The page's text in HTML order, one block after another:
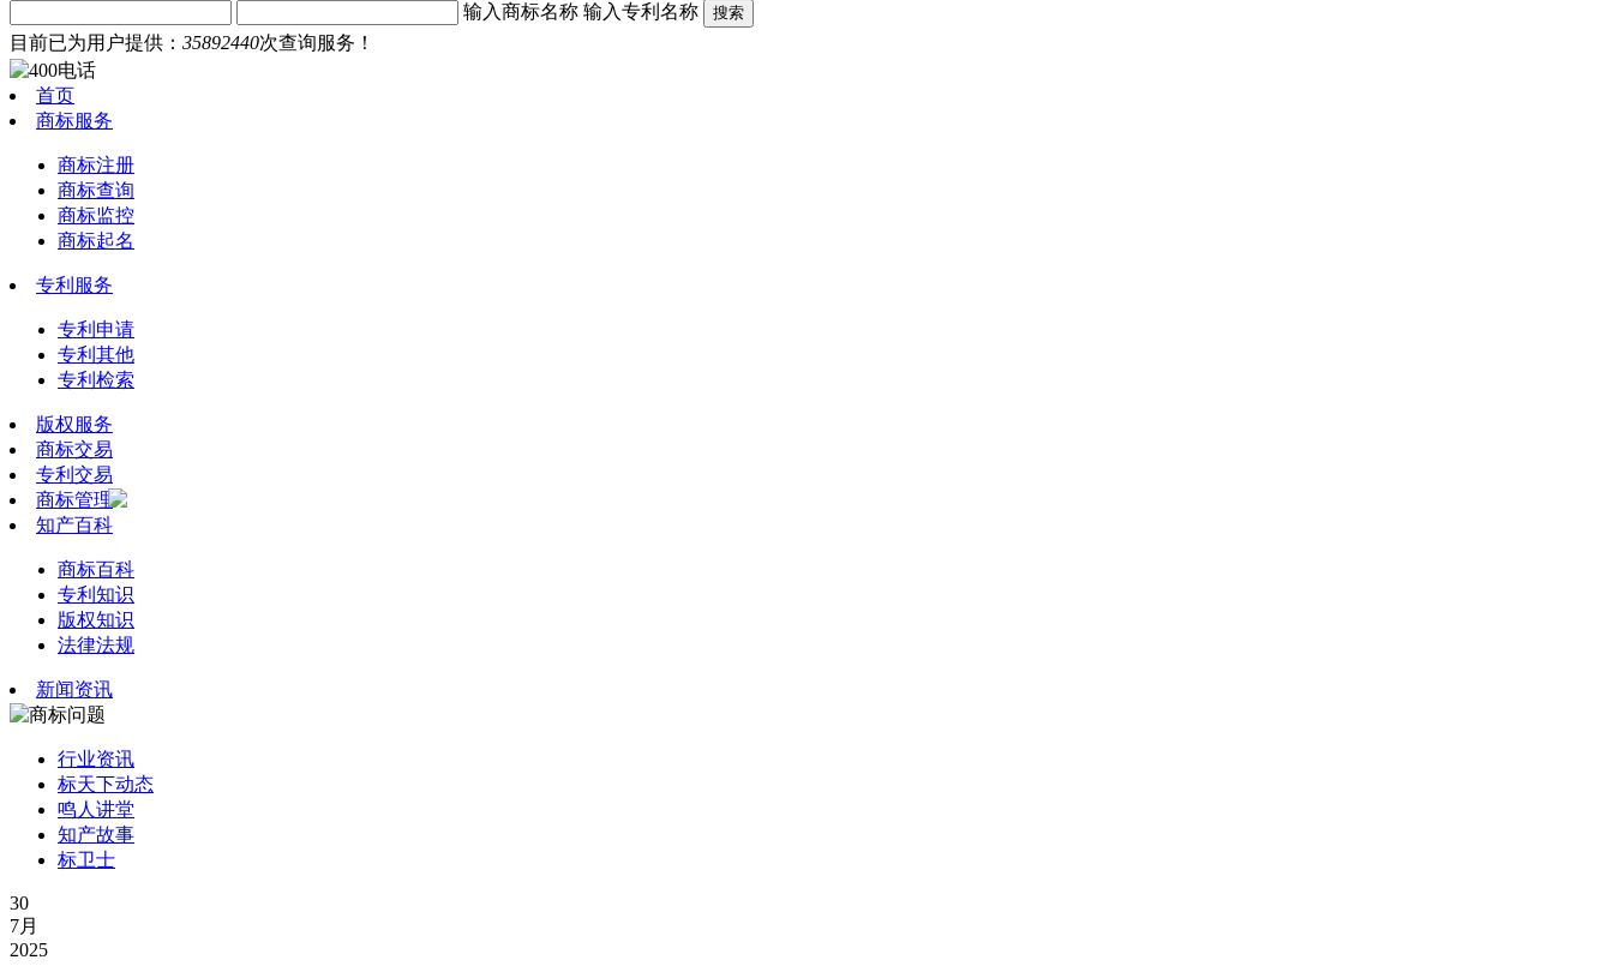
输入商标名称 输入专利名称
目前已为用户提供： 35892440次查询服务！
首页
商标服务
商标注册
商标查询
商标监控
商标起名
专利服务
专利申请
专利其他
专利检索
版权服务
商标交易
专利交易
商标管理
知产百科
商标百科
专利知识
版权知识
法律法规
新闻资讯
行业资讯
标天下动态
鸣人讲堂
知产故事
标卫士
30
7月
2025